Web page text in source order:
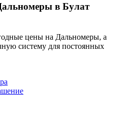
в Булат
цены на Дальномеры, а
систему для постоянных